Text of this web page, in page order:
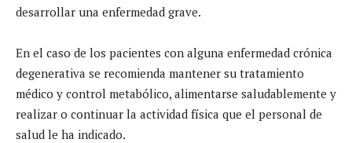
desarrollar una enfermedad grave.
En el caso de los pacientes con alguna enfermedad crónica
degenerativa se recomienda mantener su tratamiento
médico y control metabólico, alimentarse saludablemente y
realizar o continuar la actividad física que el personal de
salud le ha indicado.